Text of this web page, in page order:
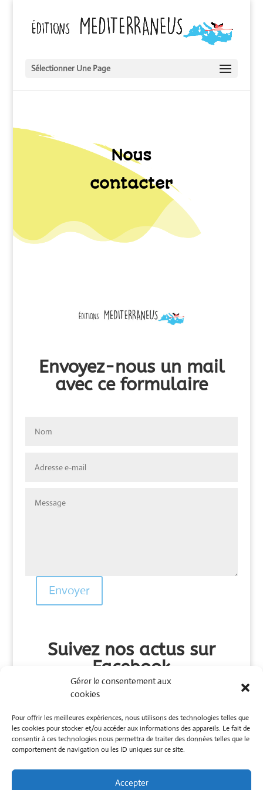
Gérer le consentement aux
cookies
Pour offrir les meilleures expériences, nous utilisons des technologies telles que
les cookies pour stocker et/ou accéder aux informations des appareils. Le fait de
consentir à ces technologies nous permettra de traiter des données telles que le
comportement de navigation ou les ID uniques sur ce site.
Accepter
Sélectionner Une Page
Nous
contacter
Envoyez-nous un mail
avec ce formulaire
Envoyer
Suivez nos actus sur
Facebook
@editionsmediterraneus